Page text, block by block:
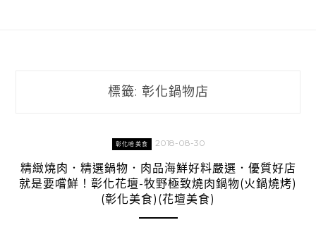
標籤: 彰化鍋物店
彰化哈美食 2018-08-30
精緻燒肉．精選鍋物．肉品海鮮好料嚴選．優質好店
就是要嚐鮮！彰化花壇-牧野極致燒肉鍋物(火鍋燒烤)
(彰化美食)(花壇美食)